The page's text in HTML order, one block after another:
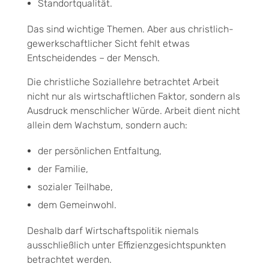
Standortqualität.
Das sind wichtige Themen. Aber aus christlich-
gewerkschaftlicher Sicht fehlt etwas
Entscheidendes – der Mensch.
Die christliche Soziallehre betrachtet Arbeit
nicht nur als wirtschaftlichen Faktor, sondern als
Ausdruck menschlicher Würde. Arbeit dient nicht
allein dem Wachstum, sondern auch:
der persönlichen Entfaltung,
der Familie,
sozialer Teilhabe,
dem Gemeinwohl.
Deshalb darf Wirtschaftspolitik niemals
ausschließlich unter Effizienzgesichtspunkten
betrachtet werden.